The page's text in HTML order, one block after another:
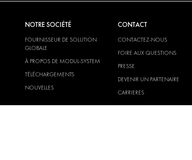
NOTRE SOCIÉTÉ
FOURNISSEUR DE SOLUTION
GLOBALE
À PROPOS DE MODUL-SYSTEM
TÉLÉCHARGEMENTS
NOUVELLES
CONTACT
CONTACTEZ-NOUS
FOIRE AUX QUESTIONS
PRESSE
DEVENIR UN PARTENAIRE
CARRIERES